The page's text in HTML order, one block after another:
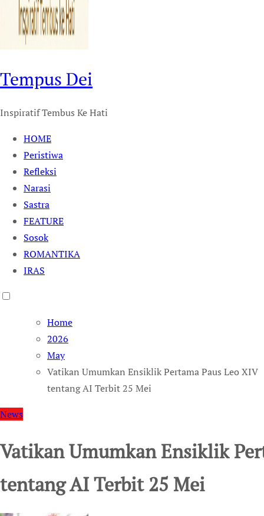
Tempus Dei
Inspiratif Tembus Ke Hati
HOME
Peristiwa
Refleksi
Narasi
Sastra
FEATURE
Sosok
ROMANTIKA
IRAS
Home
2026
May
Vatikan Umumkan Ensiklik Pertama Paus Leo XIV
tentang AI Terbit 25 Mei
News
Vatikan Umumkan Ensiklik
tentang AI Terbit 25 Mei